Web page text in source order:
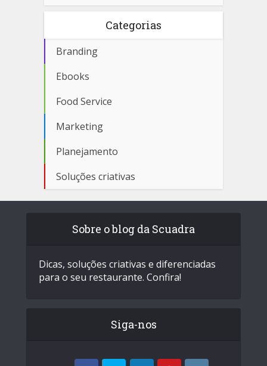
Categorias
Branding
Ebooks
Food Service
Marketing
Planejamento
Soluções criativas
Sobre o blog da Scuadra
Dicas, soluções criativas e diferenciadas
para o seu restaurante. Confira!
Siga-nos